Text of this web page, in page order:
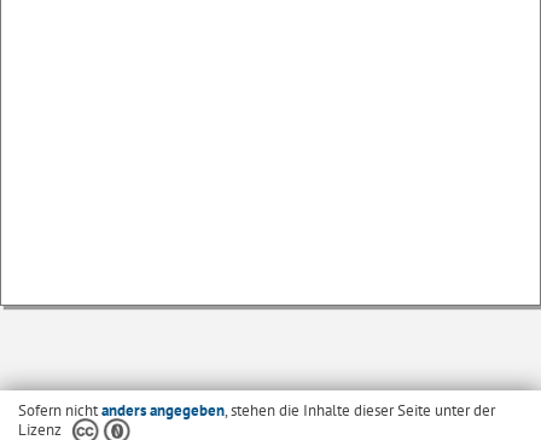
Sofern nichtanders angegeben, stehen die Inhalte dieser Seite unter der
Lizenz